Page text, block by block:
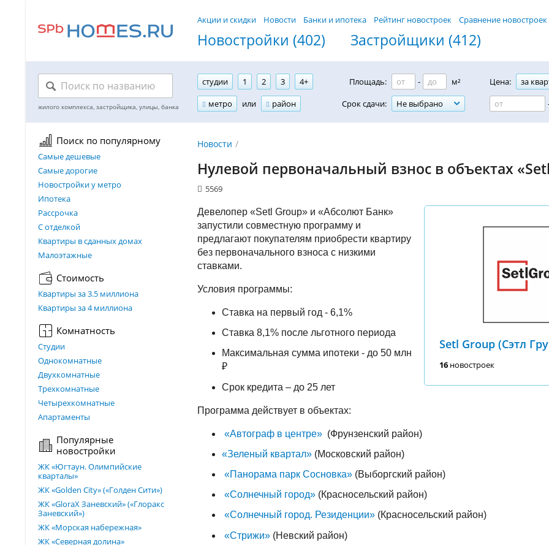
Акции и скидки Новости Банки и ипотека Рейтинг новостроек Сравнение новостроек
Новостройки (402) Застройщики (412)
студии 1 2 3
4+
метро
или район
Площадь: -
м²
Срок сдачи:
Не выбрано
Цена:
за
Поиск по популярному
Самые дешевые
Самые дорогие
Новостройки у метро
Ипотека
Рассрочка
С отделкой
Квартиры в сданных домах
Малоэтажные
Стоимость
Квартиры за 3.5 миллиона
Квартиры за 4 миллиона
Комнатность
Студии
Однокомнатные
Двухкомнатные
Трехкомнатные
Четырехкомнатные
Апартаменты
Популярные
новостройки
ЖК «Югтаун. Олимпийские
кварталы»
ЖК «Golden City» («Голден Сити»)
ЖК «GloraX Заневский»​ («Глоракс
Заневский»)
ЖК «Морская набережная»
ЖК «Северная долина»
Новости
Нулевой первоначальный взнос в объектах
5569
Setl Group (Сэтл
16 новостроек
Девелопер «Setl Group» и «Абсолют Банк»
запустили совместную программу и
предлагают покупателям приобрести квартиру
без первоначального взноса с низкими
ставками.
Условия программы:
Ставка на первый год - 6,1%
Ставка 8,1% после льготного периода
Максимальная сумма ипотеки - до 50 млн
₽
Срок кредита – до 25 лет
Программа действует в объектах:
«Автограф в центре» (Фрунзенский район)
«Зеленый квартал» (Московский район)
«Панорама парк Сосновка» (Выборгский район)
«Солнечный город» (Красносельский район)
«Солнечный город. Резиденции» (Красносельский район)
«Стрижи» (Невский район)